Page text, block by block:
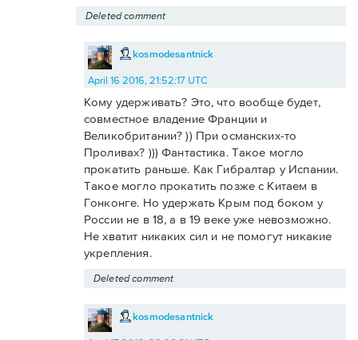
Deleted comment
kosmodesantnick
April 16 2016, 21:52:17 UTC
Кому удерживать? Это, что вообще будет,
совместное владение Франции и
Великобритании? )) При османских-то
Проливах? ))) Фантастика. Такое могло
прокатить раньше. Как Гибралтар у Испании.
Такое могло прокатить позже с Китаем в
Гонконге. Но удержать Крым под боком у
России не в 18, а в 19 веке уже невозможно.
Не хватит никаких сил и не помогут никакие
укрепления.
Deleted comment
kosmodesantnick